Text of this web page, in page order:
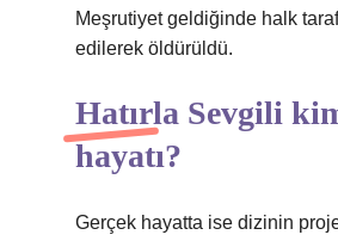
Meşrutiyet geldiğinde halk
edilerek öldürüldü.
Hatırla Sevgili
hayatı?
Gerçek hayatta ise dizinin proje